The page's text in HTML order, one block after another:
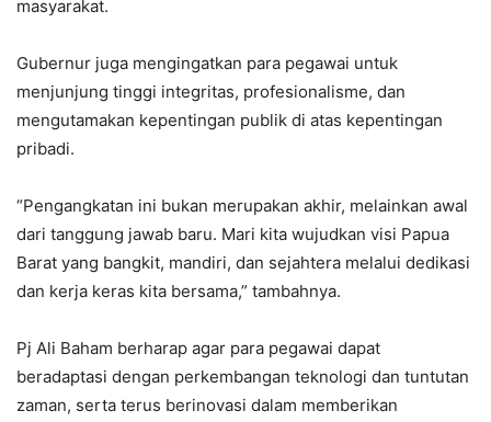
masyarakat.
Gubernur juga mengingatkan para pegawai untuk
menjunjung tinggi integritas, profesionalisme, dan
mengutamakan kepentingan publik di atas kepentingan
pribadi.
“Pengangkatan ini bukan merupakan akhir, melainkan awal
dari tanggung jawab baru. Mari kita wujudkan visi Papua
Barat yang bangkit, mandiri, dan sejahtera melalui dedikasi
dan kerja keras kita bersama,” tambahnya.
Pj Ali Baham berharap agar para pegawai dapat
beradaptasi dengan perkembangan teknologi dan tuntutan
zaman, serta terus berinovasi dalam memberikan